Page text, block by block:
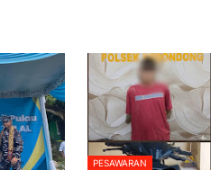
PESAWARAN